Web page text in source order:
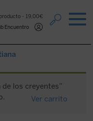
19,00€
Encuentro
los creyentes”
Ver carrito